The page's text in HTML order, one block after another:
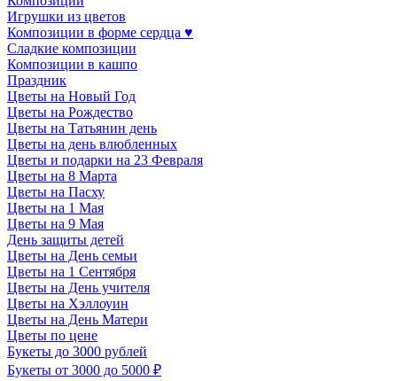
Игрушки из цветов
Композиции в форме сердца ♥
Сладкие композиции
Композиции в кашпо
Праздник
Цветы на Новый Год
Цветы на Рождество
Цветы на Татьянин день
Цветы на день влюбленных
Цветы и подарки на 23 Февраля
Цветы на 8 Марта
Цветы на Пасху
Цветы на 1 Мая
Цветы на 9 Мая
День защиты детей
Цветы на День семьи
Цветы на 1 Сентября
Цветы на День учителя
Цветы на Хэллоуин
Цветы на День Матери
Цветы по цене
Букеты до 3000 рублей
Букеты от 3000 до 5000 ₽